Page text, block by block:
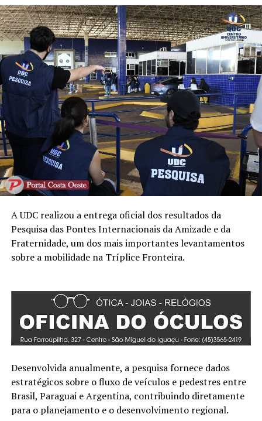
A UDC realizou a entrega oficial dos resultados da
Pesquisa das Pontes Internacionais da Amizade e da
Fraternidade, um dos mais importantes levantamentos
sobre a mobilidade na Tríplice Fronteira.
Desenvolvida anualmente, a pesquisa fornece dados
estratégicos sobre o fluxo de veículos e pedestres entre
Brasil, Paraguai e Argentina, contribuindo diretamente
para o planejamento e o desenvolvimento regional.